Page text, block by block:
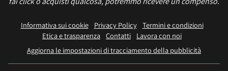
Informativa sui cookie Privacy Policy
Termini e condizioni
Etica e trasparenza Contatti
Lavora con noi
Aggiorna le impostazioni di tracciamento della pubblicità